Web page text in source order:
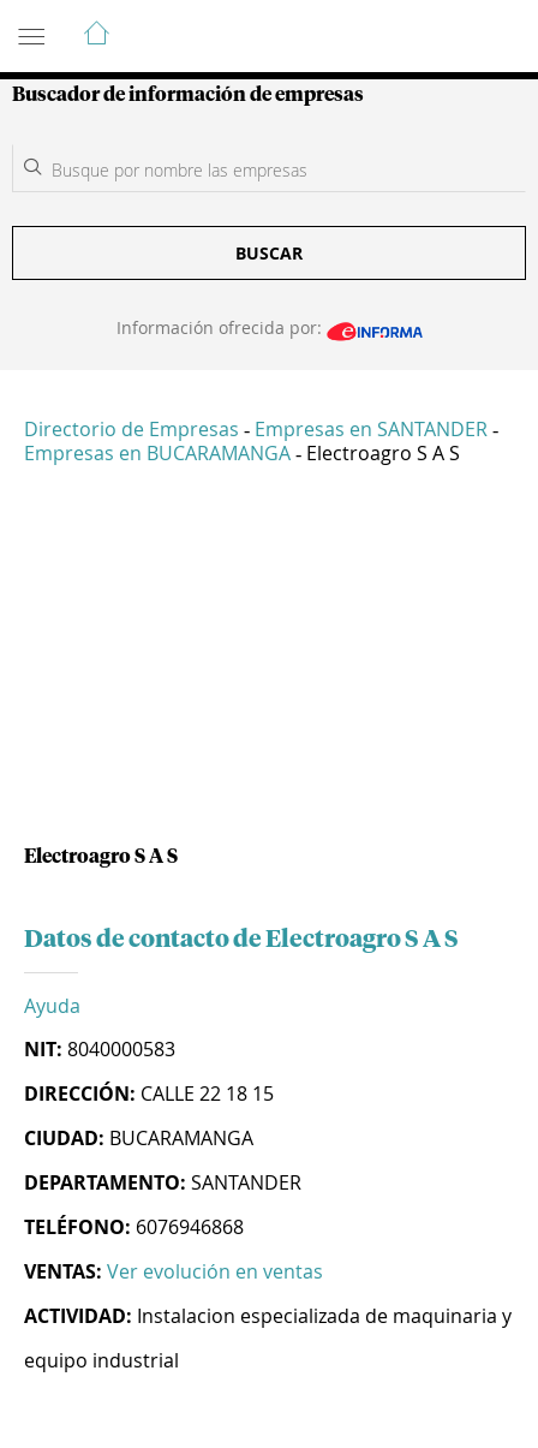
Guía de Empresas Colombianas
Buscador de información de empresas
BUSCAR
Información ofrecida por:
Directorio de Empresas - Empresas en SANTANDER -
Empresas en BUCARAMANGA - Electroagro S A S
Electroagro S A S
Datos de contacto de Electroagro S A S
Ayuda
NIT: 8040000583
DIRECCIÓN: CALLE 22 18 15
CIUDAD: BUCARAMANGA
DEPARTAMENTO: SANTANDER
TELÉFONO: 6076946868
VENTAS: Ver evolución en ventas
ACTIVIDAD: Instalacion especializada de maquinaria y
equipo industrial